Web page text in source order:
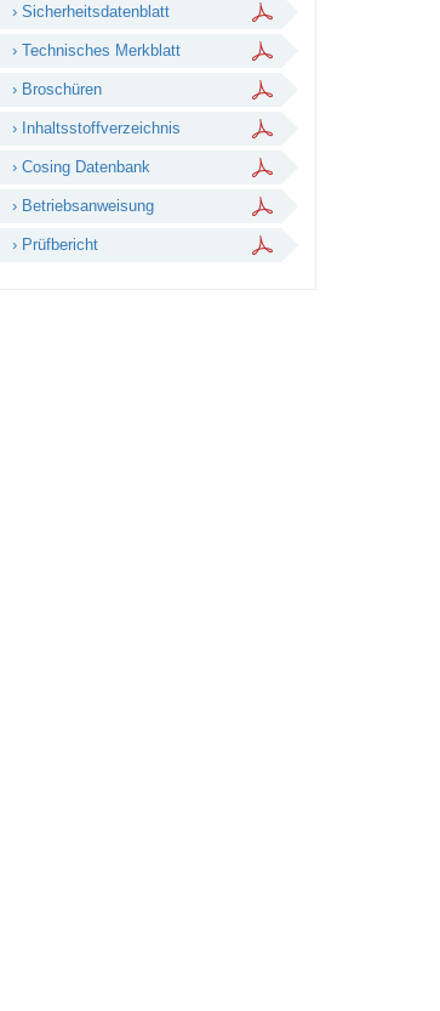
› Sicherheitsdatenblatt
› Technisches Merkblatt
› Broschüren
› Inhaltsstoffverzeichnis
› Cosing Datenbank
› Betriebsanweisung
› Prüfbericht